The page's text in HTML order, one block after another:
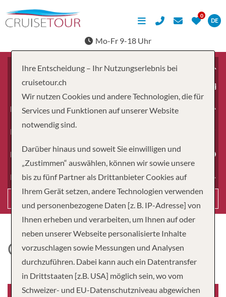
DE
Mo-Fr 9-18 Uhr
Erwachsene
Kinder
Dauer
Reiseart
CARNIVAL SUNRISE
Ihre Entscheidung – Ihr Nutzungserlebnis bei
cruisetour.ch
Wir nutzen Cookies und andere Technologien, die für
Services und Funktionen auf unserer Website
notwendig sind.
Darüber hinaus und soweit Sie einwilligen und
„Zustimmen“ auswählen, können wir sowie unsere
bis zu fünf Partner als Drittanbieter Cookies auf
Ihrem Gerät setzen, andere Technologien verwenden
und personenbezogene Daten [z. B. IP-Adresse] von
Ihnen erheben und verarbeiten, um Ihnen auf oder
neben unserer Webseite personalisierte Inhalte
vorzuschlagen sowie Messungen und Analysen
durchzuführen. Dabei kann auch ein Datentransfer
in Drittstaaten [z.B. USA] möglich sein, wo vom
Schweizer- und EU-Datenschutzniveau abgewichen